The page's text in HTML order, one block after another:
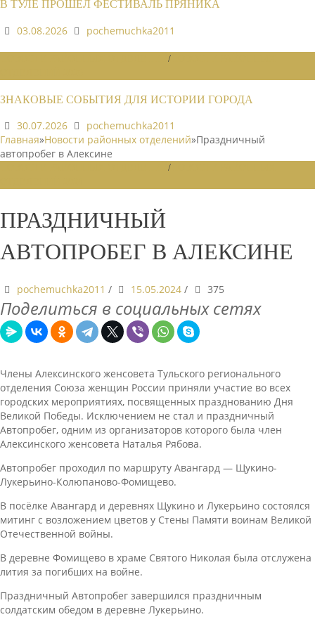
В ТУЛЕ ПРОШЕЛ ФЕСТИВАЛЬ ПРЯНИКА
03.08.2026
pochemuchka2011
/
ЗНАКОВЫЕ СОБЫТИЯ ДЛЯ ИСТОРИИ ГОРОДА
30.07.2026
pochemuchka2011
Главная»Новости районных отделений»Праздничный
автопробег в Алексине
/
ПРАЗДНИЧНЫЙ
АВТОПРОБЕГ В АЛЕКСИНЕ
pochemuchka2011 / 15.05.2024 / 375
Поделиться в социальных сетях
Члены Алексинского женсовета Тульского регионального
отделения Союза женщин России приняли участие во всех
городских мероприятиях, посвященных празднованию Дня
Великой Победы. Исключением не стал и праздничный
Автопробег, одним из организаторов которого была член
Алексинского женсовета Наталья Рябова.
Автопробег проходил по маршруту Авангард — Щукино-
Лукерьино-Колюпаново-Фомищево.
В посёлке Авангард и деревнях Щукино и Лукерьино состоялся
митинг с возложением цветов у Стены Памяти воинам Великой
Отечественной войны.
В деревне Фомищево в храме Святого Николая была отслужена
лития за погибших на войне.
Праздничный Автопробег завершился праздничным
солдатским обедом в деревне Лукерьино.